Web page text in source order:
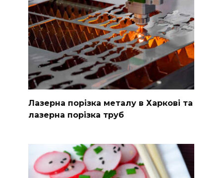
Лазерна порізка металу в Харкові та
лазерна порізка труб